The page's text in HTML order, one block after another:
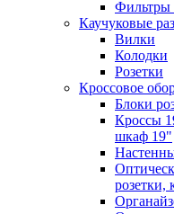
Фильтры
Каучуковые
Вилки
Колодки
Розетки
Кроссовое
Блоки
Кроссы
шкаф 19"
розетки,